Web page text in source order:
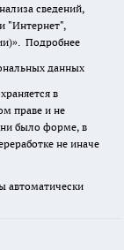
сведений,
"Интернет",
Подробнее
данных
в
праве и не
было форме, в
не иначе
автоматически